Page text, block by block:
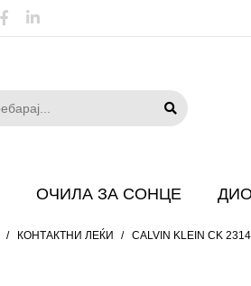
ОЧИЛА ЗА СОНЦЕ
КОНТАКТНИ ЛЕЌИ CALVIN KLEIN CK